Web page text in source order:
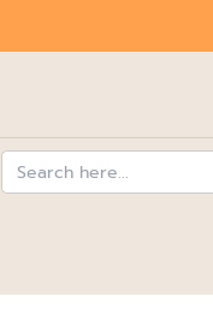
Search
for: